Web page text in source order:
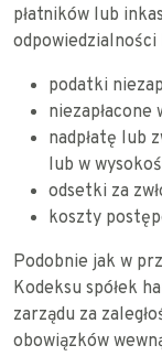
płatników lub
odpowiedzialności
podatki
nadpłatę lub
lub w
odsetki za
koszty
Podobnie jak w
Kodeksu spółek
zarządu za
obowiązków